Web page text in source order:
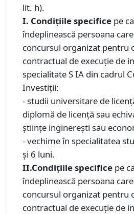
lit. h).
I. Condiţiile specifice pe
îndeplinească persoana
concursul organizat pentru
contractual de execuţie de
specialitate S IA din cadrul
Investiții:
- studii universitare de
diplomă de licenţă sau
ştiinţe inginereşti sau
- vechime în specialitatea
și 6 luni.
II.Condiţiile specifice pe
îndeplinească persoana
concursul organizat pentru
contractual de execuţie de